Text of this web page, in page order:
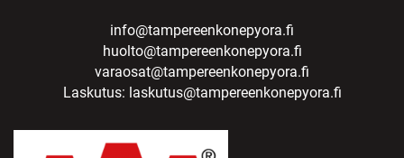
info@tampereenkonepyora.fi
huolto@tampereenkonepyora.fi
varaosat@tampereenkonepyora.fi
Laskutus: laskutus@tampereenkonepyora.fi